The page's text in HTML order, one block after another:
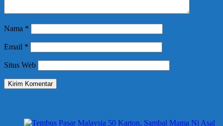
Nama *
Email *
Situs Web